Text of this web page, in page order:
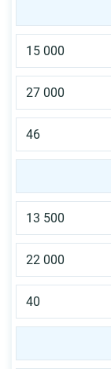
15 000
27 000
46
13 500
22 000
40